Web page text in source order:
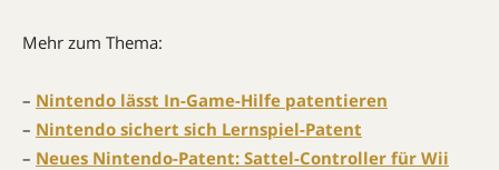
Mehr zum Thema:
– Nintendo lässt In-Game-Hilfe patentieren
– Nintendo sichert sich Lernspiel-Patent
– Neues Nintendo-Patent: Sattel-Controller für Wii